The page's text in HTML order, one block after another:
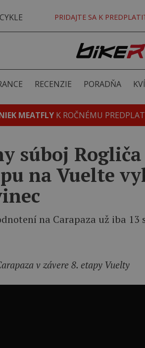
PRIDAJTE SA K
RECENZIE PORADŇA
MEATFLY K ROČNÉMU
súboj Rogliča
na Vuelte
na Carapaza už iba 13
v závere 8. etapy Vuelty